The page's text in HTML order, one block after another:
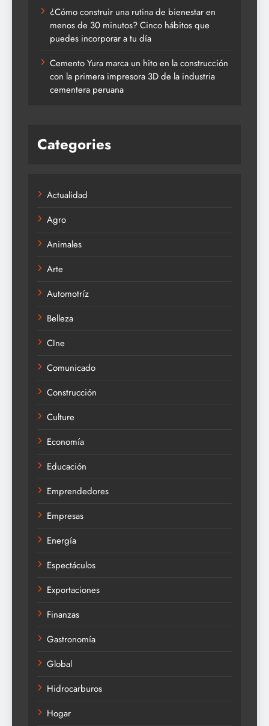
¿Cómo construir una rutina de bienestar en
menos de 30 minutos? Cinco hábitos que
puedes incorporar a tu día
Cemento Yura marca un hito en la construcción
con la primera impresora 3D de la industria
cementera peruana
Categories
Actualidad
Agro
Animales
Arte
Automotríz
Belleza
CIne
Comunicado
Construcción
Culture
Economía
Educación
Emprendedores
Empresas
Energía
Espectáculos
Exportaciones
Finanzas
Gastronomía
Global
Hidrocarburos
Hogar